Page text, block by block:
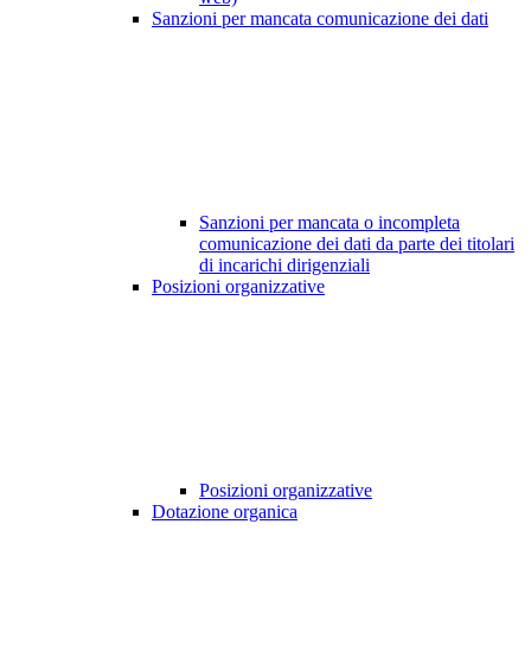
Sanzioni per mancata comunicazione dei dati
Sanzioni per mancata o incompleta
comunicazione dei dati da parte dei titolari
di incarichi dirigenziali
Posizioni organizzative
Posizioni organizzative
Dotazione organica